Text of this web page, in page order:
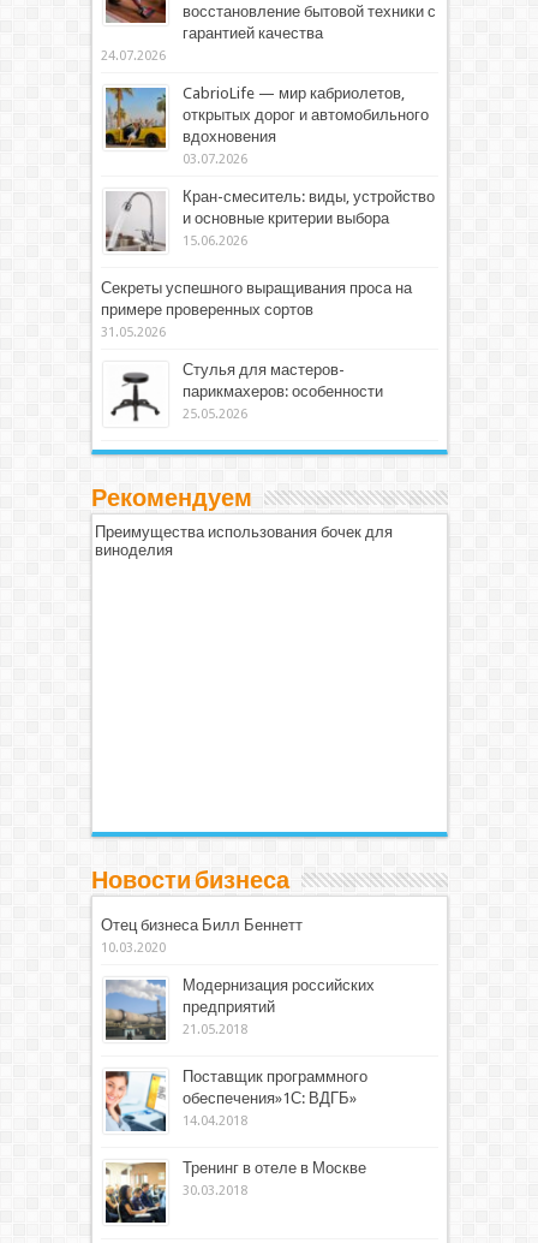
восстановление бытовой техники с
гарантией качества
24.07.2026
CabrioLife — мир кабриолетов,
открытых дорог и автомобильного
вдохновения
03.07.2026
Кран-смеситель: виды, устройство
и основные критерии выбора
15.06.2026
Секреты успешного выращивания проса на
примере проверенных сортов
31.05.2026
Стулья для мастеров-
парикмахеров: особенности
25.05.2026
Рекомендуем
Преимущества использования бочек для
виноделия
Новости бизнеса
Отец бизнеса Билл Беннетт
10.03.2020
Модернизация российских
предприятий
21.05.2018
Поставщик программного
обеспечения»1С: ВДГБ»
14.04.2018
Тренинг в отеле в Москве
30.03.2018